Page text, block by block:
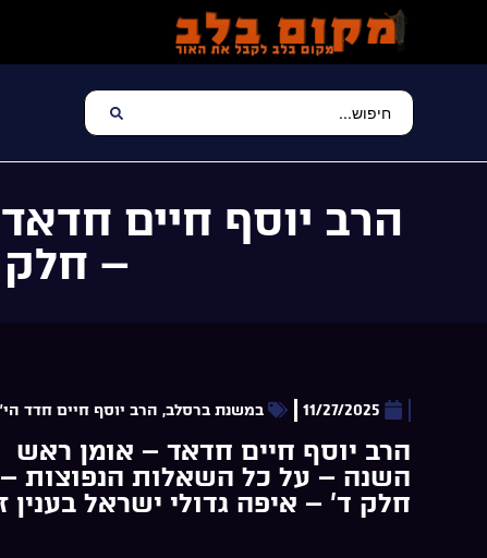
הרב יוסף חיים
– חלק
11/27/2025 במשנת ברסלב, הרב יוסף חיים חדד
הרב יוסף חיים חדאד – אומן ראש
השנה – על כל השאלות הנפוצות –
חלק ד’ – איפה גדולי ישראל בענין